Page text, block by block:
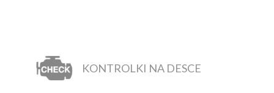
KONTROLKI NA DESCE